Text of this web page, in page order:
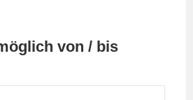
von / bis